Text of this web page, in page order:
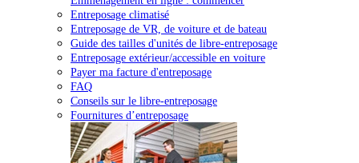
Entreposage climatisé
Entreposage de VR, de voiture et de bateau
Guide des tailles d'unités de libre-entreposage
Entreposage extérieur/accessible en voiture
Payer ma facture d'entreposage
FAQ
Conseils sur le libre-entreposage
Fournitures d’entreposage